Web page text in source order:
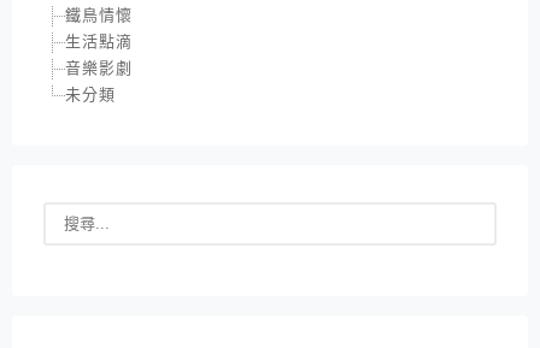
鐵鳥情懷
生活點滴
音樂影劇
未分類